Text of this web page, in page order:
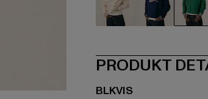
PRODUKT
BLKVIS